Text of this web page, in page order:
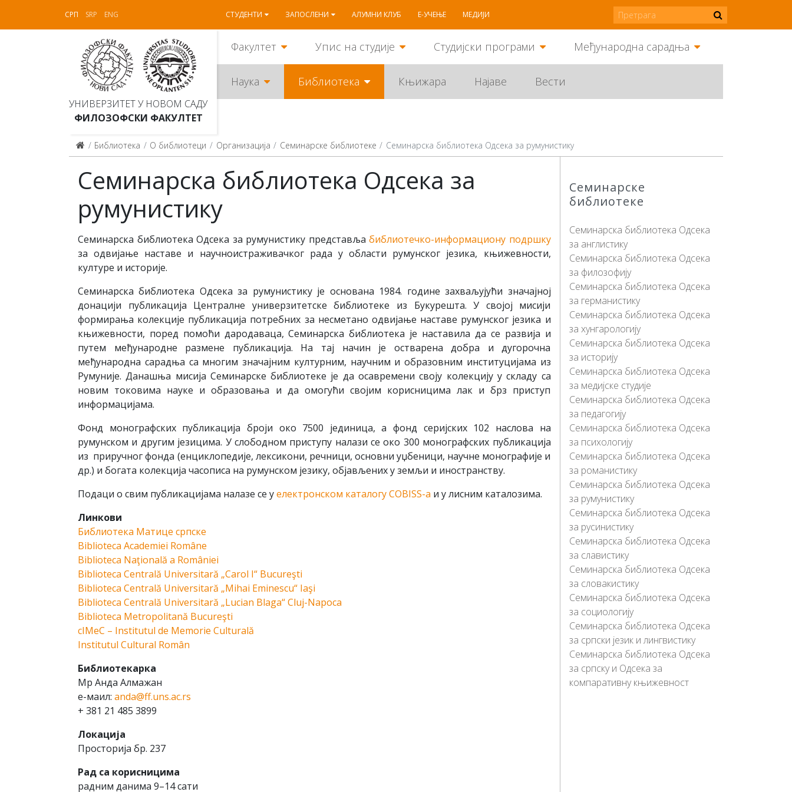
СРП SRP ENG СТУДЕНТИ ЗАПОСЛЕНИ АЛУМНИ КЛУБ Е-УЧЕЊЕ МЕДИЈИ
УНИВЕРЗИТЕТ У НОВОМ САДУ
ФИЛОЗОФСКИ ФАКУЛТЕТ
Факултет Упис на студије Студијски програми Међународна сарадња
Наука Библиотека Књижара Најаве Вести
Библиотека О библиотеци Организација Семинарске библиотеке Семинарска библиотека Одсека за румунистику
Семинарске
библиотеке
Семинарска библиотека Одсека
за англистику
Семинарска библиотека Одсека
за филозофију
Семинарска библиотека Одсека
за германистику
Семинарска библиотека Одсека
за хунгарологију
Семинарска библиотека Одсека
за историју
Семинарска библиотека Одсека
за медијске студије
Семинарска библиотека Одсека
за педагогију
Семинарска библиотека Одсека
за психологију
Семинарска библиотека Одсека
за романистику
Семинарска библиотека Одсека
за румунистику
Семинарска библиотека Одсека
за русинистику
Семинарска библиотека Одсека
за славистику
Семинарска библиотека Одсека
за словакистику
Семинарска библиотека Одсека
за социологију
Семинарска библиотека Одсека
за српски језик и лингвистику
Семинарска библиотека Одсека
за српску и Одсека за
компаративну књижевност
Семинарска библиотека Одсека за
румунистику
Семинарска библиотека Одсека за румунистику представља библиотечко-информациону подршку
за одвијање наставе и научноистраживачког рада у области румунског језика, књижевности,
културе и историје.
Семинарска библиотека Одсека за румунистику је основана 1984. године захваљујући значајној
донацији публикација Централне универзитетске библиотеке из Букурешта. У својој мисији
формирања колекције публикација потребних за несметано одвијање наставе румунског језика и
књижевности, поред помоћи дародаваца, Семинарска библиотека је наставила да се развија и
путем међународне размене публикација. На тај начин је остварена добра и дугорочна
међународна сарадња са многим значајним културним, научним и образовним институцијама из
Румуније. Данашња мисија Семинарске библиотеке је да осавремени своју колекцију у складу са
новим токовима науке и образовања и да омогући својим корисницима лак и брз приступ
информацијама.
Фонд монографских публикација броји око 7500 јединица, а фонд серијских 102 наслова на
румунском и другим језицима. У слободном приступу налази се око 300 монографских публикација
из приручног фонда (енциклопедије, лексикони, речници, основни уџбеници, научне монографије и
др.) и богата колекција часописа на румунском језику, објављених у земљи и иностранству.
Подаци о свим публикацијама налазе се уелектронском каталогу COBISS-а и у лисним каталозима.
Линкови
Библиотека Матице српске
Biblioteca Academiei Române
Biblioteca Naţională a României
Biblioteca Centrală Universitară „Carol I“ Bucureşti
Biblioteca Centrală Universitară „Mihai Eminescu“ Iaşi
Biblioteca Centrală Universitară „Lucian Blaga“ Cluj-Napoca
Biblioteca Metropolitană Bucureşti
cIMeC – Institutul de Memorie Culturală
Institutul Cultural Român
Библиотекарка
Мр Анда Алмажан
е-маил: anda@ff.uns.ac.rs
+ 381 21 485 3899
Локација
Просторија бр. 237
Рад са корисницима
радним данима 9–14 сати